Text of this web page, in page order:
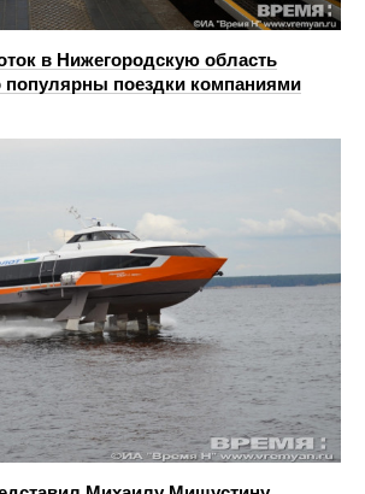
в Нижегородскую область
популярны поездки компаниями